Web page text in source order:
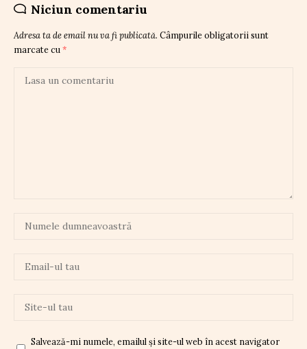
Niciun comentariu
Adresa ta de email nu va fi publicată. Câmpurile obligatorii sunt
marcate cu *
Salvează-mi numele, emailul și site-ul web în acest navigator